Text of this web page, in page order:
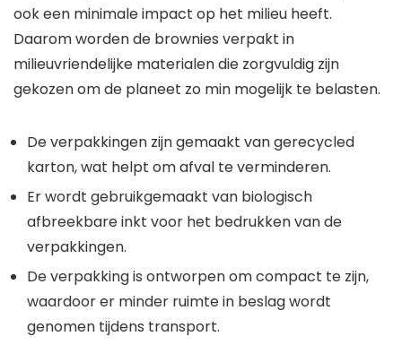
ook een minimale impact op het milieu heeft.
Daarom worden de brownies verpakt in
milieuvriendelijke materialen die zorgvuldig zijn
gekozen om de planeet zo min mogelijk te belasten.
De verpakkingen zijn gemaakt van gerecycled
karton, wat helpt om afval te verminderen.
Er wordt gebruikgemaakt van biologisch
afbreekbare inkt voor het bedrukken van de
verpakkingen.
De verpakking is ontworpen om compact te zijn,
waardoor er minder ruimte in beslag wordt
genomen tijdens transport.